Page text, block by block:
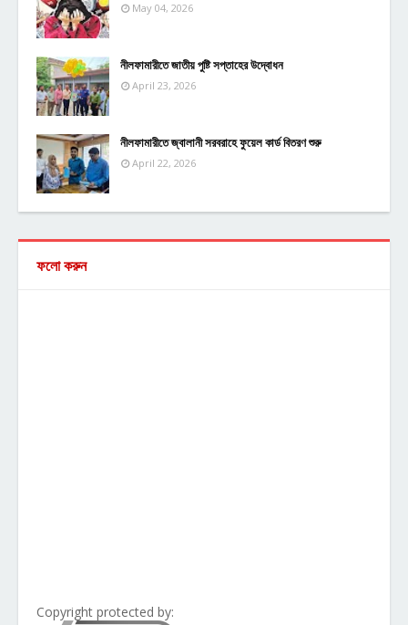
May 04, 2026
নীলফামারীতে জাতীয় পুষ্টি সপ্তাহের উদ্বোধন
April 23, 2026
নীলফামারীতে জ্বালানী সরবরাহে ফুয়েল কার্ড বিতরণ শুরু
April 22, 2026
ফলো করুন
Copyright protected by: